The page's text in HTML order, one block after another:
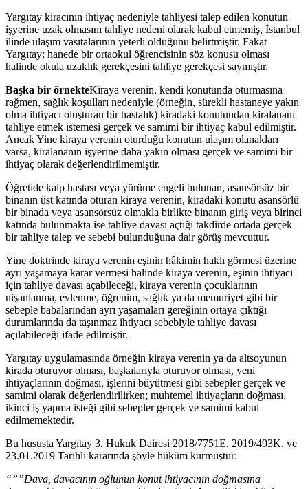
Yargıtay kiracının ihtiyaç nedeniyle tahliyesi talep edilen konutun
işyerine uzak olmasını tahliye nedeni olarak kabul etmemiş, İstanbul
ilinde ulaşım vasıtalarının yeterli olduğunu belirtmiştir. Fakat
Yargıtay; hanede bir ortaokul öğrencisinin söz konusu olması
halinde okula uzaklık gerekçesini tahliye gerekçesi saymıştır.
Başka bir örnekteKiraya verenin, kendi konutunda oturmasına
rağmen, sağlık koşulları nedeniyle (örneğin, sürekli hastaneye yakın
olma ihtiyacı oluşturan bir hastalık) kiradaki konutundan kiralananı
tahliye etmek istemesi gerçek ve samimi bir ihtiyaç kabul edilmiştir.
Ancak Yine kiraya verenin oturduğu konutun ulaşım olanakları
varsa, kiralananın işyerine daha yakın olması gerçek ve samimi bir
ihtiyaç olarak değerlendirilmemiştir.
Öğretide kalp hastası veya yürüme engeli bulunan, asansörsüz bir
binanın üst katında oturan kiraya verenin, kiradaki konutu asansörlü
bir binada veya asansörsüz olmakla birlikte binanın giriş veya birinci
katında bulunmakta ise tahliye davası açtığı takdirde ortada gerçek
bir tahliye talep ve sebebi bulunduğuna dair görüş mevcuttur.
Yine doktrinde kiraya verenin eşinin hâkimin haklı görmesi üzerine
ayrı yaşamaya karar vermesi halinde kiraya verenin, eşinin ihtiyacı
için tahliye davası açabileceği, kiraya verenin çocuklarının
nişanlanma, evlenme, öğrenim, sağlık ya da memuriyet gibi bir
sebeple babalarından ayrı yaşamaları gereğinin ortaya çıktığı
durumlarında da taşınmaz ihtiyacı sebebiyle tahliye davası
açılabileceği ifade edilmiştir.
Yargıtay uygulamasında örneğin kiraya verenin ya da altsoyunun
kirada oturuyor olması, başkalarıyla oturuyor olması, yeni
ihtiyaçlarının doğması, işlerini büyütmesi gibi sebepler gerçek ve
samimi olarak değerlendirilirken; muhtemel ihtiyaçların doğması,
ikinci iş yapma isteği gibi sebepler gerçek ve samimi kabul
edilmemektedir.
Bu hususta Yargıtay 3. Hukuk Dairesi 2018/7751E. 2019/493K. ve
23.01.2019 Tarihli kararında şöyle hüküm kurmuştur:
“””Dava, davacının oğlunun konut ihtiyacının doğmasına